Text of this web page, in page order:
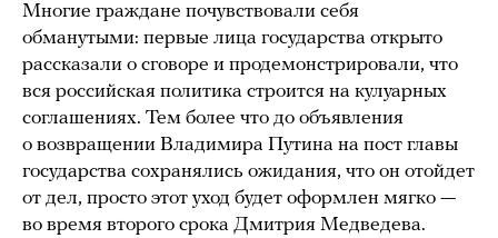
Многие граждане почувствовали себя
обманутыми: первые лица государства открыто
рассказали о сговоре и продемонстрировали, что
вся российская политика строится на кулуарных
соглашениях. Тем более что до объявления
о возвращении Владимира Путина на пост главы
государства сохранялись ожидания, что он отойдет
от дел, просто этот уход будет оформлен мягко —
во время второго срока Дмитрия Медведева.